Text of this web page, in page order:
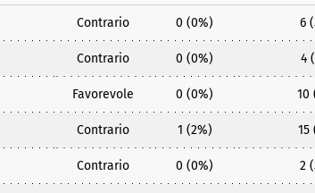
Contrario 0 (0%) 6
Contrario 0 (0%) 4
Favorevole 0 (0%) 10
Contrario 1 (2%) 15
Contrario 0 (0%) 2